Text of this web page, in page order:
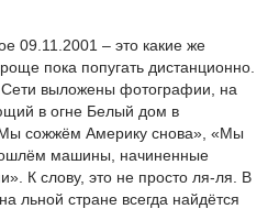
09.11.2001 – это какие же
пока попугать дистанционно.
выложены фотографии, на
в огне Белый дом в
сожжём Америку снова», «Мы
машины, начиненные
К слову, это не просто ля-ля. В
льной стране всегда найдётся